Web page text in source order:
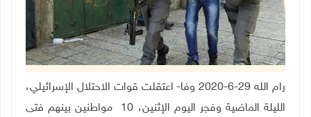
رام الله 29-6-2020 وفا- اعتقلت قوات الاحتلال الإسرائيلي،
الليلة الماضية وفجر اليوم الإثنين، 10 مواطنين بينهم فتى